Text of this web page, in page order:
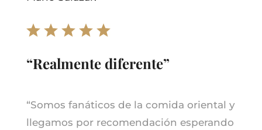
“Realmente diferente”
“Somos fanáticos de la comida oriental y
llegamos por recomendación esperando